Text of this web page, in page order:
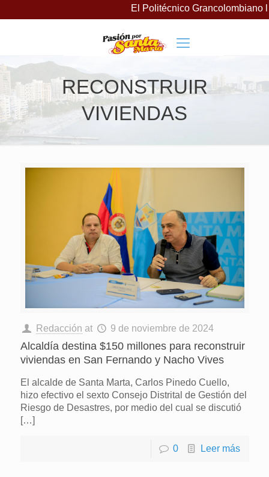
El Politécnico Grancolombiano
RECONSTRUIR
VIVIENDAS
Redacción at 9 de noviembre de 2024
Alcaldía destina $150 millones para reconstruir
viviendas en San Fernando y Nacho Vives
El alcalde de Santa Marta, Carlos Pinedo Cuello,
hizo efectivo el sexto Consejo Distrital de Gestión del
Riesgo de Desastres, por medio del cual se discutió
[…]
0 Leer más